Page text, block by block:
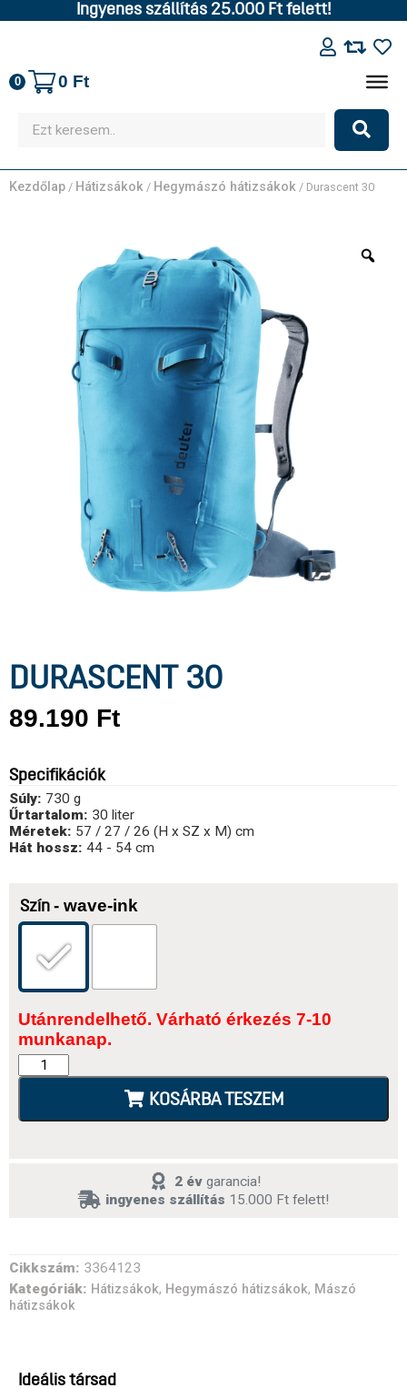
Ingyenes szállítás 25.000 Ft felett!
0 0 Ft
Kezdőlap / Hátizsákok / Hegymászó hátizsákok / Durascent 30
DURASCENT 30
89.190 Ft
Specifikációk
Súly: 730 g
Űrtartalom: 30 liter
Méretek: 57 / 27 / 26 (H x SZ x M) cm
Hát hossz: 44 - 54 cm
Szín - wave-ink
Utánrendelhető. Várható érkezés 7-10
munkanap.
KOSÁRBA TESZEM
2 évgarancia!
ingyenes szállítás 15.000 Ft felett!
Cikkszám: 3364123
Kategóriák: Hátizsákok, Hegymászó hátizsákok, Mászó
hátizsákok
Ideális társad